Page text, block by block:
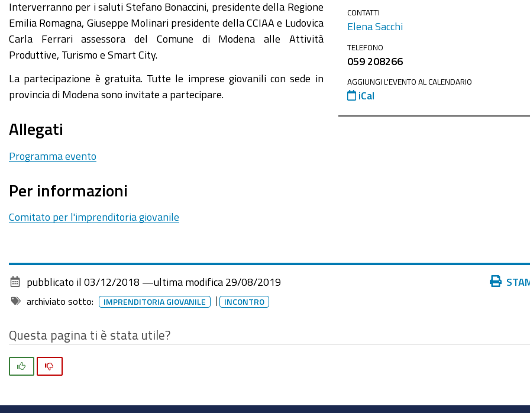
giovanile-
presenta-
il-
programma-
attivita-
del-
Il
per
giovanile
il
2019,
imprenditori
invitati
CONTATTI
Elena Sacchi
TELEFONO
059 208266
AGGIUNGI L'EVENTO AL CALENDARIO
iCal
Interverranno per i saluti Stefano Bonaccini, presidente della Regione
Emilia Romagna, Giuseppe Molinari presidente della CCIAA e Ludovica
Carla Ferrari assessora del Comune di Modena alle Attività
Produttive, Turismo e Smart City.
La partecipazione è gratuita. Tutte le imprese giovanili con sede in
provincia di Modena sono invitate a partecipare.
Allegati
Programma evento
Per informazioni
Comitato per l'imprenditoria giovanile
Azioni
pubblicato il 03/12/2018 —ultima modifica 29/08/2019
archiviato sotto: IMPRENDITORIA GIOVANILE INCONTRO
Questa pagina ti è stata utile?